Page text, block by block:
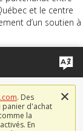
et le centre
d’un soutien à